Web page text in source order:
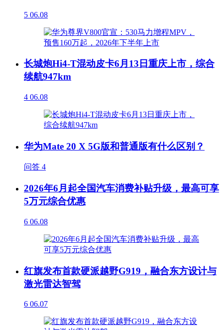
5 06.08
长城炮Hi4-T混动皮卡6月13日重庆上市，综合
续航947km
4 06.08
华为Mate 20 X 5G版和普通版有什么区别？
问答 4
2026年6月起全国汽车消费补贴升级，最高可享
5万元综合优惠
6 06.08
红旗发布首款硬派越野G919，融合东方设计与
激光雷达智驾
6 06.07